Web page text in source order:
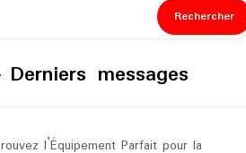
Rechercher
Derniers messages
l’Équipement Parfait pour la